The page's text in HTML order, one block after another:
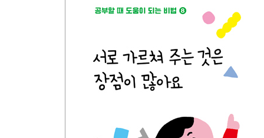
5장. 일상이 즐거워지는 비법
3 주위 사람과 함께해요 108
4 책을 읽고 영화를 보며 새로운 자신을 발견해요
5 감지력을 잘 유지해요 112
7 한가롭게 보내는 시간을 소중히 여겨요 116
8 ‘좋은 사람이고 싶다’라는 생각은 근사해요 118